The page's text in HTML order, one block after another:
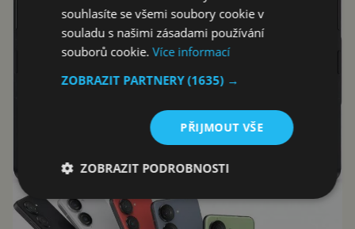
souhlasíte se všemi soubory cookie v
souladu s našimi zásadami používání
souborů cookie.Více informací
ZOBRAZIT PARTNERY(1635) →
PŘIJMOUT VŠE
ZOBRAZIT PODROBNOSTI